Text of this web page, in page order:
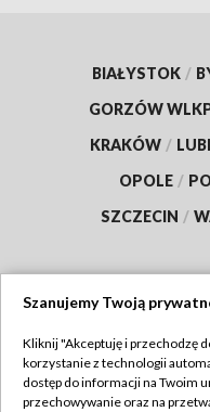
BIAŁYSTOK /
GORZÓW
KRAKÓW /
OPOLE /
SZCZECIN /
Abonament TVP
Szanujemy Twoją
Kliknij "Akceptuję i przechodzę
korzystanie z technologii
dostęp do informacji na Twoim
przechowywanie oraz na